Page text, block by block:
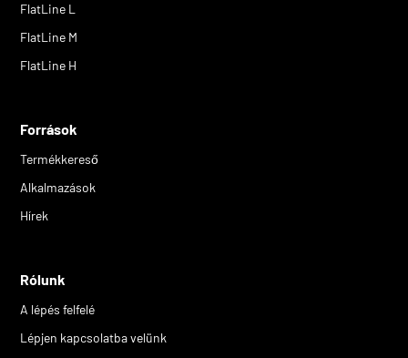
FlatLine L
FlatLine M
FlatLine H
Források
Termékkereső
Alkalmazások
Hírek
Rólunk
A lépés felfelé
Lépjen kapcsolatba velünk